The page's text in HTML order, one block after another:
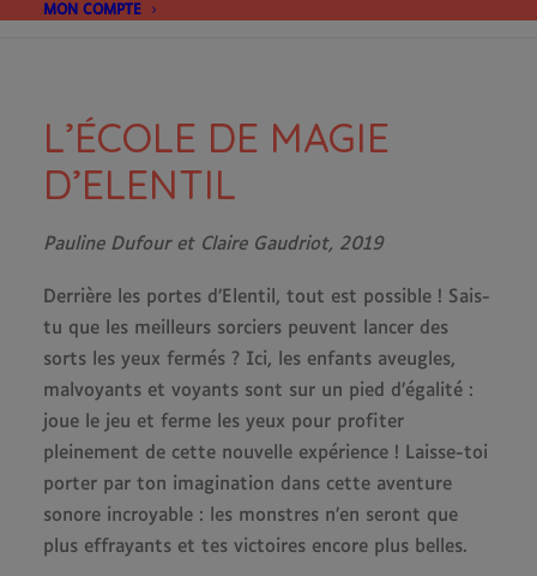
MON COMPTE
L’ÉCOLE DE MAGIE
D’ELENTIL
Pauline Dufour et Claire Gaudriot, 2019
Derrière les portes d’Elentil, tout est possible ! Sais-
tu que les meilleurs sorciers peuvent lancer des
sorts les yeux fermés ? Ici, les enfants aveugles,
malvoyants et voyants sont sur un pied d’égalité :
joue le jeu et ferme les yeux pour profiter
pleinement de cette nouvelle expérience ! Laisse-toi
porter par ton imagination dans cette aventure
sonore incroyable : les monstres n’en seront que
plus effrayants et tes victoires encore plus belles.